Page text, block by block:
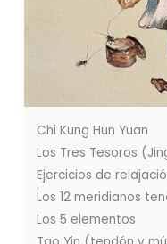
Chi Kung Hun Yuan
Los Tres Tesoros
Ejercicios de
Los 12 meridianos
Los 5 elementos